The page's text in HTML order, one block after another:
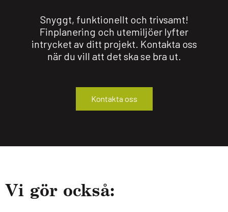
Snyggt, funktionellt och trivsamt!
Finplanering och utemiljöer lyfter
intrycket av ditt projekt. Kontakta oss
när du vill att det ska se bra ut.
Kontakta oss
Vi gör också: